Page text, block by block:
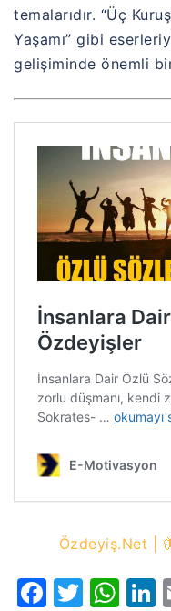
temalarıdır. “Üç
Yaşamı” gibi
gelişiminde önemli
Özdeyiş.Net |